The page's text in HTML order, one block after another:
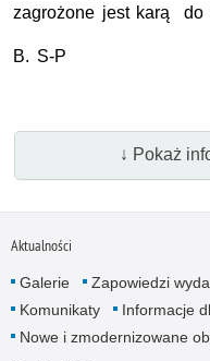
zagrożone jest karą do
B. S-P
↓ Pokaż
Aktualności
Galerie Zapowiedzi
Komunikaty
Informacje
Nowe i zmodernizowane